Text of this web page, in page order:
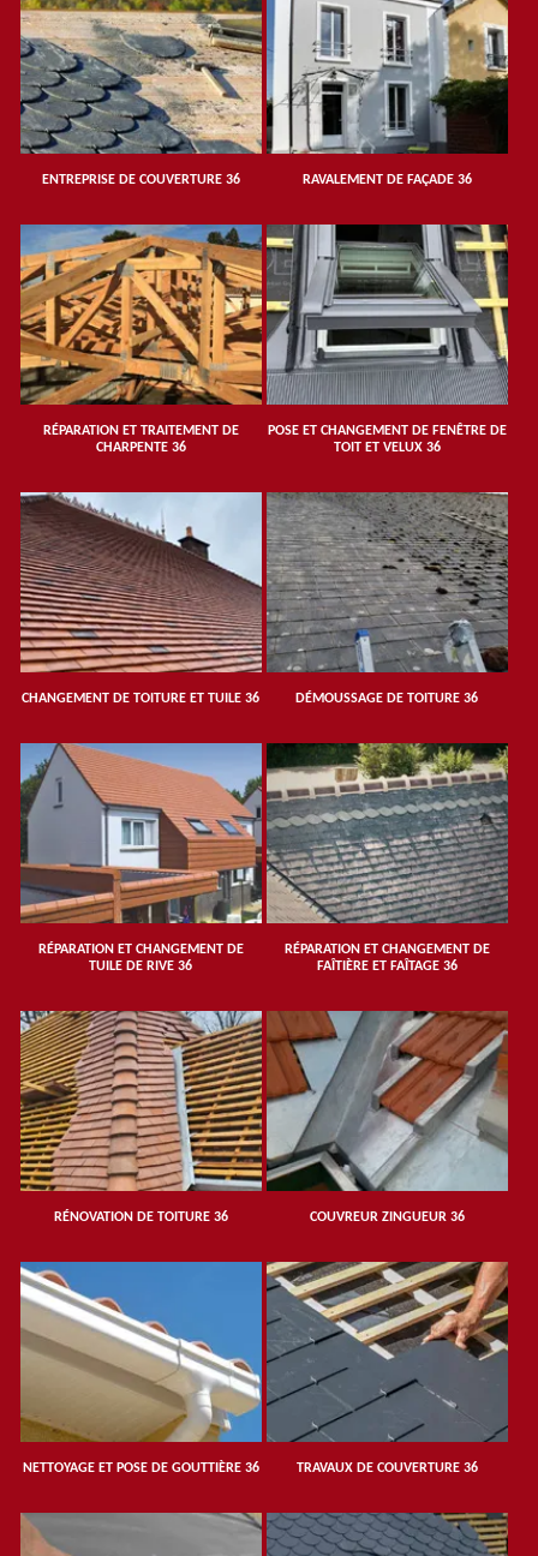
ENTREPRISE DE COUVERTURE 36 RAVALEMENT DE FAÇADE 36
RÉPARATION ET TRAITEMENT DE
CHARPENTE 36
POSE ET CHANGEMENT DE FENÊTRE DE
TOIT ET VELUX 36
CHANGEMENT DE TOITURE ET TUILE 36 DÉMOUSSAGE DE TOITURE 36
RÉPARATION ET CHANGEMENT DE
TUILE DE RIVE 36
RÉPARATION ET CHANGEMENT DE
FAÎTIÈRE ET FAÎTAGE 36
RÉNOVATION DE TOITURE 36 COUVREUR ZINGUEUR 36
NETTOYAGE ET POSE DE GOUTTIÈRE 36 TRAVAUX DE COUVERTURE 36